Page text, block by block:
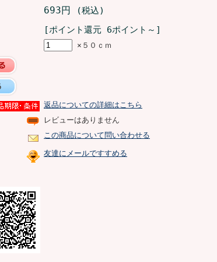
693円
(税込)
[ポイント還元 6ポイント～]
×５０ｃｍ
返品についての詳細はこちら
レビューはありません
この商品について問い合わせる
友達にメールですすめる